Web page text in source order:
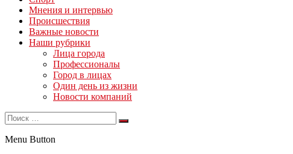
Мнения и интервью
Происшествия
Важные новости
Наши рубрики
Лица города
Профессионалы
Город в лицах
Один день из жизни
Новости компаний
Menu Button